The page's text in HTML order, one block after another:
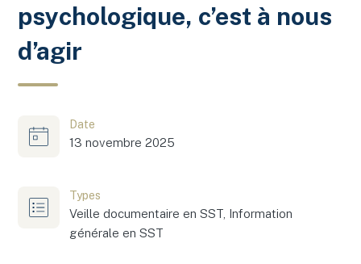
psychologique, c’est à nous
d’agir
Date
13 novembre 2025
Types
Veille documentaire en SST, Information
générale en SST